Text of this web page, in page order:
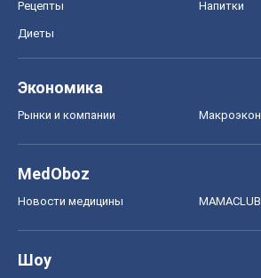
Рецепты Напитки
Диеты
Экономика
Рынки и компании
MedOboz
Новости медицины MAMACLUB
Шоу